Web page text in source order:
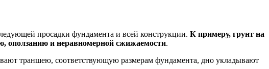
просадки фундамента и всей конструкции. К примеру, грунт на
оползанию и неравномерной сжижаемости.
траншею, соответствующую размерам фундамента, дно укладывают